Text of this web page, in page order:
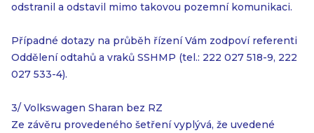
odstranil a odstavil mimo takovou pozemní komunikaci.
Případné dotazy na průběh řízení Vám zodpoví referenti
Oddělení odtahů a vraků SSHMP (tel.: 222 027 518-9, 222
027 533-4).
3/ Volkswagen Sharan bez RZ
Ze závěru provedeného šetření vyplývá, že uvedené